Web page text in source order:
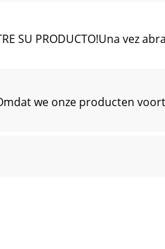
SU PRODUCTO!Una vez
we onze producten